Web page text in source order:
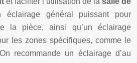
éclairage général puissant pour
la pièce, ainsi qu’un éclairage
les zones spécifiques, comme le
recommande un éclairage d’au